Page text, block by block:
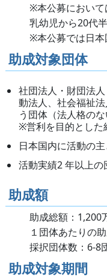
※本公募において
乳幼児から20代
※本公募では日本
助成対象団体
社団法人・財団法
動法人、社会福祉
う団体（法人格の
※営利を目的とした
日本国内に活動の
活動実績2 年以上の
助成額
助成総額：1,200
１団体あたりの
採択団体数：6-8
助成対象期間